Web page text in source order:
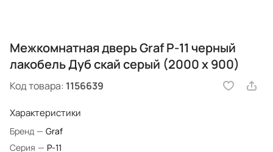
Межкомнатная дверь Graf P-11 черный
лакобель Дуб скай серый (2000 х 900)
Код товара: 1156639
Характеристики
Бренд — Graf
Серия — P-11